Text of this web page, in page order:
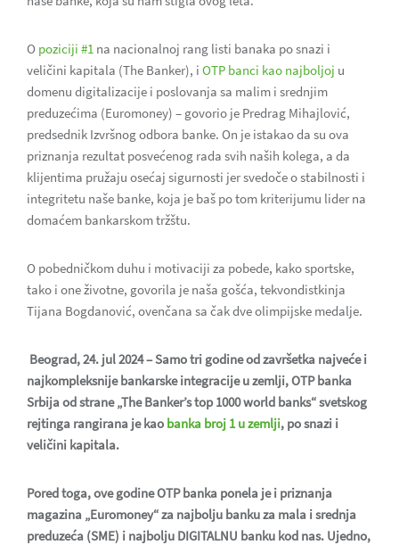
O poziciji #1 na nacionalnoj rang listi banaka po snazi i
veličini kapitala (The Banker), i OTP banci kao najboljoj u
domenu digitalizacije i poslovanja sa malim i srednjim
preduzećima (Euromoney) – govorio je Predrag Mihajlović,
predsednik Izvršnog odbora banke. On je istakao da su ova
priznanja rezultat posvećenog rada svih naših kolega, a da
klijentima pružaju osećaj sigurnosti jer svedoče o stabilnosti i
integritetu naše banke, koja je baš po tom kriterijumu lider na
domaćem bankarskom tržštu.
O pobedničkom duhu i motivaciji za pobede, kako sportske,
tako i one životne, govorila je naša gošća, tekvondistkinja
Tijana Bogdanović, ovenčana sa čak dve olimpijske medalje.
Beograd, 24. jul 2024 – Samo tri godine od završetka najveće i
najkompleksnije bankarske integracije u zemlji, OTP banka
Srbija od strane „The Banker’s top 1000 world banks“ svetskog
rejtinga rangirana je kao banka broj 1 u zemlji, po snazi i
veličini kapitala.
Pored toga, ove godine OTP banka ponela je i priznanja
magazina „Euromoney“ za najbolju banku za mala i srednja
preduzeća (SME) i najbolju DIGITALNU banku kod nas. Ujedno,